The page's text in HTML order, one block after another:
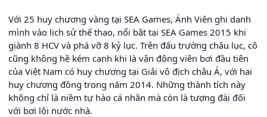
Với 25 huy chương vàng tại SEA Games, Ánh Viên ghi danh
mình vào lịch sử thể thao, nổi bật tại SEA Games 2015 khi
giành 8 HCV và phá vỡ 8 kỷ lục. Trên đấu trường châu lục, cô
cũng không hề kém cạnh khi là vận động viên bơi đầu tiên
của Việt Nam có huy chương tại Giải vô địch châu Á, với hai
huy chương đồng trong năm 2014. Những thành tích này
không chỉ là niềm tự hào cá nhân mà còn là tượng đài đối
với bơi lội nước nhà.